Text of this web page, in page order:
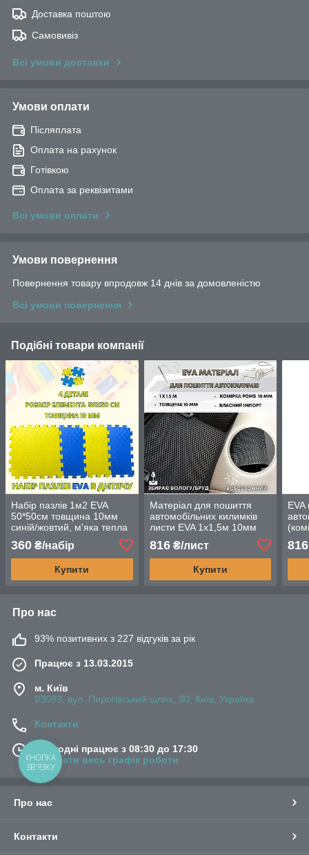
Доставка поштою
Самовивіз
Всі умови доставки
Умови оплати
Післяплата
Оплата на рахунок
Готівкою
Оплата за реквізитами
Всі умови оплати
Умови повернення
Повернення товару впродовж 14 днів за домовленістю
Всі умови повернення
Подібні товари компанії
Набір пазлів 1м2 EVA
50*50см товщина 10мм
синій/жовтий, м'яка тепла
підлога в дитячу 50*50см,
10мм
360 ₴/набір
Купити
Матеріал для пошиття
автомобільних килимків
листи EVA 1х1,5м 10мм
кольору
816₴/лист
Купити
EVA
816
Про нас
93% позитивних з 227 відгуків за рік
Працює з 13.03.2015
м. Київ
03083, вул. Пирогівський шлях, 30, Київ, Україна
Контакти
Сьогодні працює з 08:30 до 17:30
Показати весь графік роботи
Про нас
Контакти
КНОПКА
ЗВ'ЯЗКУ